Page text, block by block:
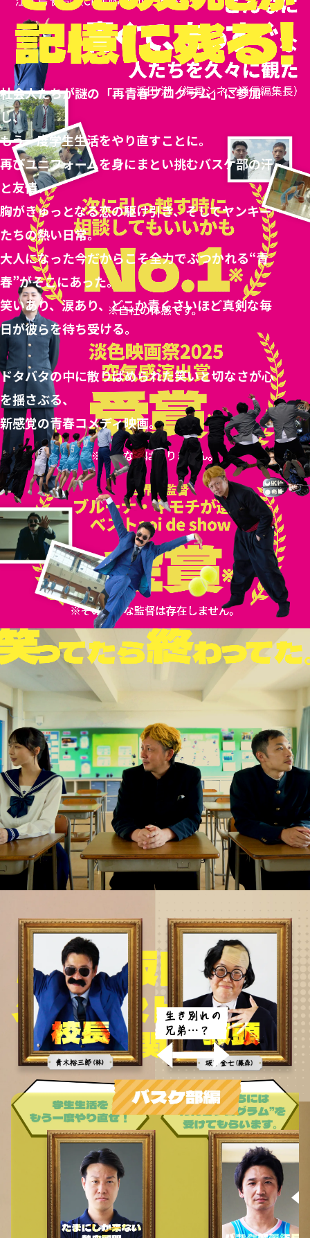
社会人たちが謎の「再青春プログラム」に参加
し、
もう一度学生生活をやり直すことに。
再びユニフォームを身にまとい挑むバスケ部の汗
と友情、
胸がきゅっとなる恋の駆け引き、そしてヤンキー
たちの熱い日常。
大人になった今だからこそ全力でぶつかれる“青
春”がそこにあった。
笑いあり、涙あり、どこか青くさいほど真剣な毎
日が彼らを待ち受ける。
ドタバタの中に散りばめられた笑いと切なさが心
を揺さぶる、
新感覚の青春コメディ映画。